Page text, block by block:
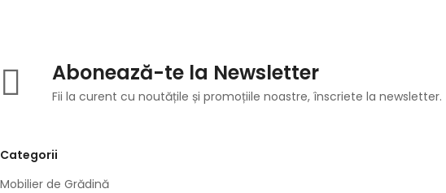
Abonează-te la Newsletter
Fii la curent cu noutățile și promoțiile noastre, înscriete la newsletter.
Categorii
Mobilier de Grădină